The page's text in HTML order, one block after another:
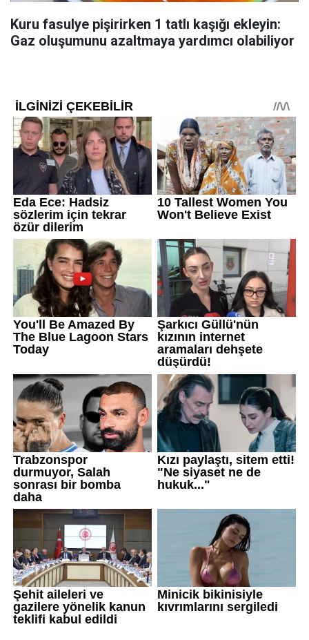
Kuru fasulye pişirirken 1 tatlı kaşığı ekleyin:
Gaz oluşumunu azaltmaya yardımcı olabiliyor